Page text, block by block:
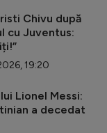
Chivu după
cu Juventus:
19:20
Lionel Messi:
a decedat